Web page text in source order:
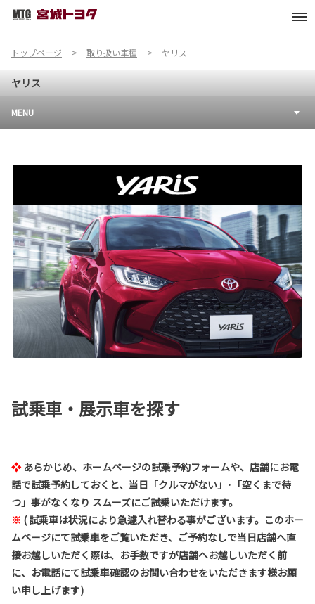
トップページ 取り扱い車種 ヤリス
ヤリス
MENU
試乗車・展示車を探す
❖ あらかじめ、ホームページの試乗予約フォームや、店舗にお電
話で試乗予約しておくと、当日「クルマがない」·「空くまで待
つ」事がなくなり スムーズにご試乗いただけます。
※ (試乗車は状況により急遽入れ替わる事がございます。このホー
ムページにて試乗車をご覧いただき、ご予約なしで当日店舗へ直
接お越しいただく際は、お手数ですが店舗へお越しいただく前
に、お電話にて試乗車確認のお問い合わせをいただきます様お願
い申し上げます)